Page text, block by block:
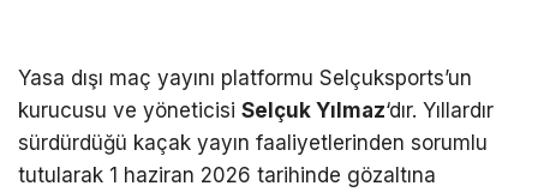
Yasa dışı maç yayını platformu Selçuksports’un
kurucusu ve yöneticisi Selçuk Yılmaz‘dır. Yıllardır
sürdürdüğü kaçak yayın faaliyetlerinden sorumlu
tutularak 1 haziran 2026 tarihinde gözaltına